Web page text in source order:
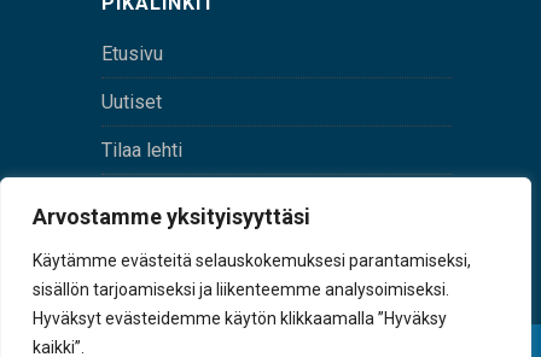
Arvostamme yksityisyyttäsi
Käytämme evästeitä selauskokemuksesi parantamiseksi,
sisällön tarjoamiseksi ja liikenteemme analysoimiseksi.
Hyväksyt evästeidemme käytön klikkaamalla ”Hyväksy
kaikki”.
Etusivu
Uutiset
Tilaa lehti